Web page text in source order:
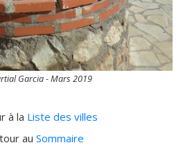
Garcia - Mars 2019
à la Liste des villes
au Sommaire